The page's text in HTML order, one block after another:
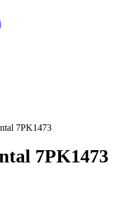
7PK1473
7PK1473